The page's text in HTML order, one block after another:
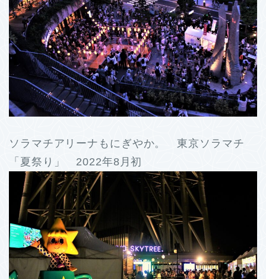
ソラマチアリーナもにぎやか。 東京ソラマチ
「夏祭り」 2022年8月初